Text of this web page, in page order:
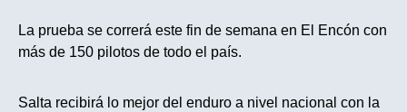
La prueba se correrá este fin de semana en El Encón con
más de 150 pilotos de todo el país.
Salta recibirá lo mejor del enduro a nivel nacional con la